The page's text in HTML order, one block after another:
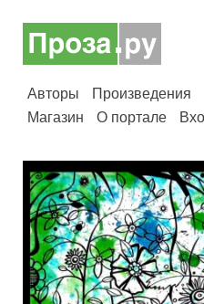
Авторы Произведения
Магазин
О портале